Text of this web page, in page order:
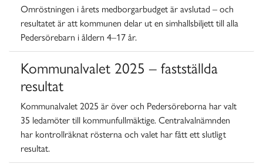
Omröstningen i årets medborgarbudget är avslutad – och
resultatet är att kommunen delar ut en simhallsbiljett till alla
Pedersörebarn i åldern 4–17 år.
Kommunalvalet 2025 – fastställda
resultat
Kommunalvalet 2025 är över och Pedersöreborna har valt
35 ledamöter till kommunfullmäktige. Centralvalnämnden
har kontrollräknat rösterna och valet har fått ett slutligt
resultat.